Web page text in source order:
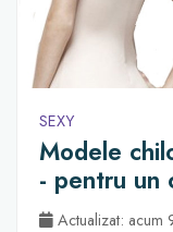
SEXY
Modele
- pentru un
Actualizat: acum